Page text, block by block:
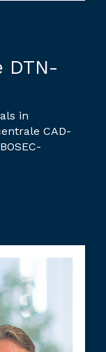
DTN-
in
CAD-